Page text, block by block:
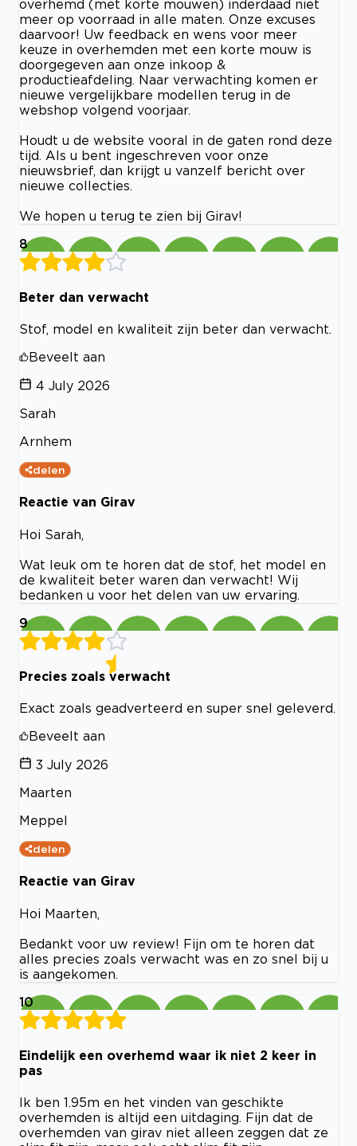
overhemd (met korte mouwen) inderdaad niet
meer op voorraad in alle maten. Onze excuses
daarvoor! Uw feedback en wens voor meer
keuze in overhemden met een korte mouw is
doorgegeven aan onze inkoop &
productieafdeling. Naar verwachting komen er
nieuwe vergelijkbare modellen terug in de
webshop volgend voorjaar.
Houdt u de website vooral in de gaten rond deze
tijd. Als u bent ingeschreven voor onze
nieuwsbrief, dan krijgt u vanzelf bericht over
nieuwe collecties.
We hopen u terug te zien bij Girav!
8
Beter dan verwacht
Stof, model en kwaliteit zijn beter dan verwacht.
Beveelt aan
4 July 2026
Sarah
Arnhem
delen
Reactie van Girav
Hoi Sarah,
Wat leuk om te horen dat de stof, het model en
de kwaliteit beter waren dan verwacht! Wij
bedanken u voor het delen van uw ervaring.
9
Precies zoals verwacht
Exact zoals geadverteerd en super snel geleverd.
Beveelt aan
3 July 2026
Maarten
Meppel
delen
Reactie van Girav
Hoi Maarten,
Bedankt voor uw review! Fijn om te horen dat
alles precies zoals verwacht was en zo snel bij u
is aangekomen.
10
Eindelijk een overhemd waar ik niet 2 keer in
pas
Ik ben 1.95m en het vinden van geschikte
overhemden is altijd een uitdaging. Fijn dat de
overhemden van girav niet alleen zeggen dat ze